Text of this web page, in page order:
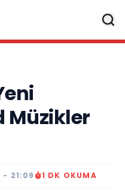
Müzikler
- 21:09 1 DK OKUMA